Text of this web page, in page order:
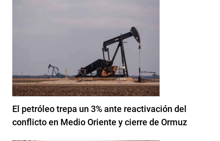
El petróleo trepa un 3% ante reactivación del
conflicto en Medio Oriente y cierre de Ormuz